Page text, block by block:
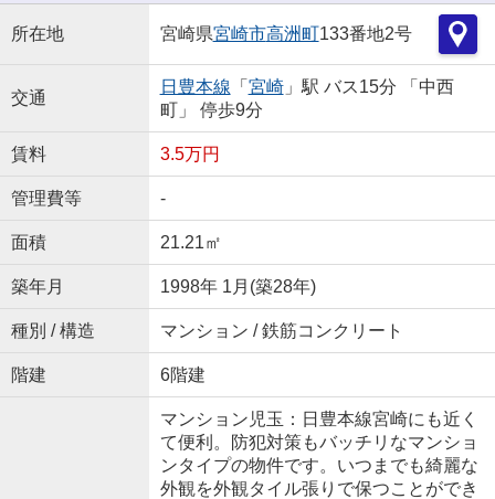
所在地 宮崎県宮崎市高洲町133番地2号
交通
日豊本線 「 宮崎」駅 バス15分 「中西
町」 停歩9分
賃料 3.5万円
管理費等 -
面積 21.21㎡
築年月 1998年 1月(築28年)
種別 / 構造 マンション / 鉄筋コンクリート
階建 6階建
マンション児玉：日豊本線宮崎にも近く
て便利。防犯対策もバッチリなマンショ
ンタイプの物件です。いつまでも綺麗な
外観を外観タイル張りで保つことができ